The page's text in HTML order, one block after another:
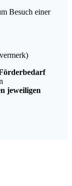
Besuch einer
jeweiligen